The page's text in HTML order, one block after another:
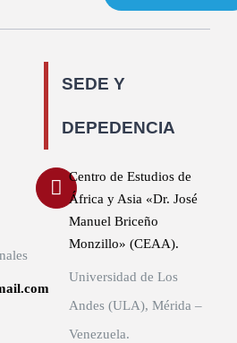
SEDE Y
DEPEDENCIA
Centro de Estudios de
África y Asia «Dr. José
Manuel Briceño
Monzillo» (CEAA).
Universidad de Los
Andes (ULA), Mérida –
Venezuela.